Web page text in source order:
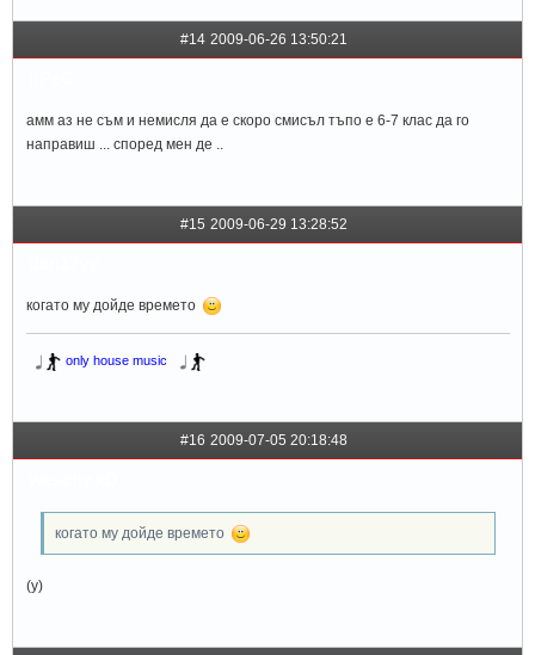
#14 2009-06-26 13:50:21
амм аз не съм и немисля да е скоро смисъл тъпо е 6-7 клас да го
направиш ... според мен де ..
#15 2009-06-29 13:28:52
когато му дойде времето
only house music
#16 2009-07-05 20:18:48
когато му дойде времето
(y)